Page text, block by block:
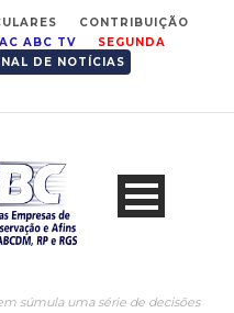
CONTRIBUIÇÃO
ABC TV
SEGUNDA
DE NOTÍCIAS
súmula uma série de decisões